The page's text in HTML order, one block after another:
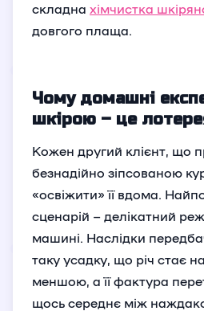
складна хімчистка
довгого плаща.
Чому домашні
шкірою – це
Кожен другий клієнт, що
безнадійно зіпсованою
«освіжити» її вдома.
сценарій – делікатний
машині. Наслідки
таку усадку, що річ стає
меншою, а її фактура
щось середнє між